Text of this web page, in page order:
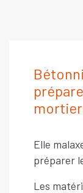
Elle
préparer
Les